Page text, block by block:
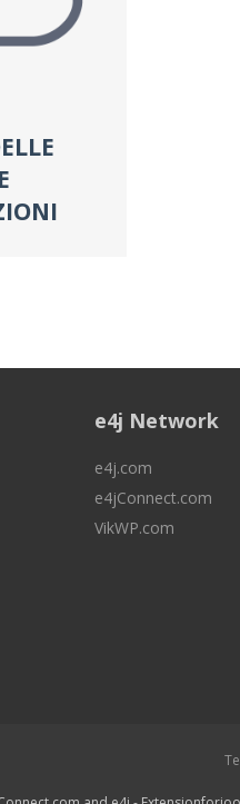
e4j Network
e4j.com
e4jConnect.com
VikWP.com